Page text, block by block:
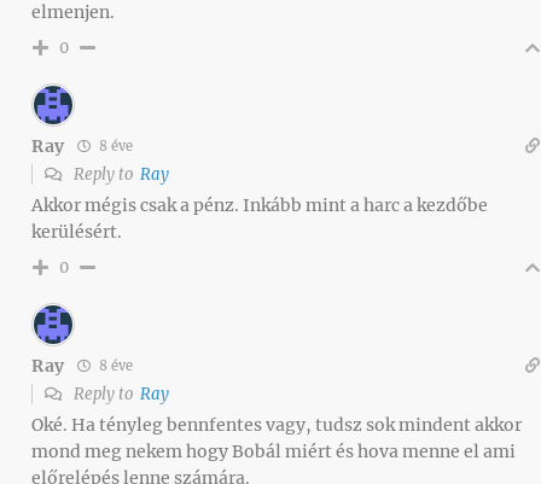
elmenjen.
0
Ray 8 éve
Reply to Ray
Akkor mégis csak a pénz. Inkább mint a harc a kezdőbe
kerülésért.
0
Ray 8 éve
Reply to Ray
Oké. Ha tényleg bennfentes vagy, tudsz sok mindent akkor
mond meg nekem hogy Bobál miért és hova menne el ami
előrelépés lenne számára.